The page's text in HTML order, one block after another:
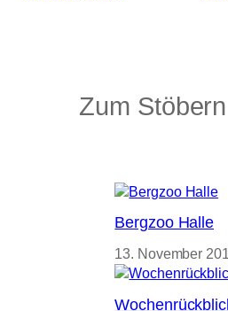
Zum Stöbern
Bergzoo Halle
13. November